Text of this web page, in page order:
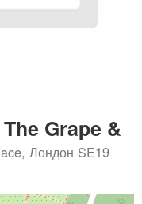
Grape &
Лондон SE19